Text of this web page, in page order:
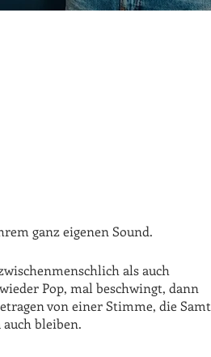
ganz eigenen Sound.
als auch
Pop, mal beschwingt, dann
von einer Stimme, die Samt
bleiben.